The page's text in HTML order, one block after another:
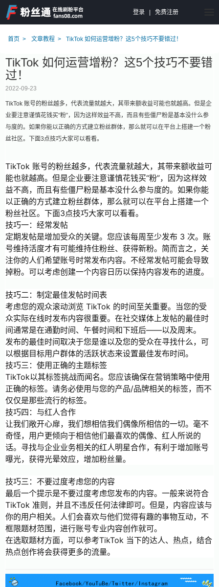
登录 免费注册
首页 文章教程 TikTok 如何运营增粉？这5个技巧不要错过！
TikTok 如何运营增粉？这5个技巧不要错
过！
2022-09-23
TikTok 账号的粉丝越多，代表流量就越大，其带来额收益可能也就越高。但是企
业要注意谨慎花钱买“粉”，因为这样效益不高，而且有些僵尸粉是基本没什么参
与度的。如果你能以正确的方式建立粉丝群体，那么就可以在平台上搭建一个粉
丝社区。下面3点技巧大家可以看看。
TikTok 账号的粉丝越多，代表流量就越大，其带来额收益可
能也就越高。但是企业要注意谨慎花钱买“粉”，因为这样效
益不高，而且有些僵尸粉是基本没什么参与度的。如果你能
以正确的方式建立粉丝群体，那么就可以在平台上搭建一个
粉丝社区。下面3点技巧大家可以看看。
技巧一：经常发帖
定期发帖是增加受众的关键。您应该每周至少发布 3 次。账
号维持活度才有可能维持住粉丝、获得新粉。简而言之，关
注你的人们希望账号时常发布内容。不经常发帖可能会导致
掉粉。可以考虑创建一个内容日历以保持内容发布的进度。
技巧二：制定最佳发帖时间表
考虑您的观众滚动浏览 TikTok 的时间至关重要。当您的受
众实际在线时发布内容很重要。在社交媒体上发帖的最佳时
间通常是在通勤时间、午餐时间和下班后——以及周末。
发布的最佳时间取决于您是谁以及您的受众在寻找什么，可
以根据目标用户群体的活跃状态来设置最佳发布时间。
技巧三：使用正确的主题标签
TikTok以其标签挑战而闻名。您应该确保在营销策略中使用
正确的标签。请务必使用与您的产品/品牌相关的标签，而不
仅仅是那些流行的标签。
技巧四：与红人合作
让我们敞开心扉，我们想相信我们偶像所相信的一切。毫不
奇怪，用户更倾向于相信他们最喜欢的偶像、红人所说的
话。寻找与企业业务相关的红人明星合作，有利于增加账号
曝光，获得光晕效应，增加粉丝量。
技巧三：不要过度考虑您的内容
最后一个提示是不要过度考虑您发布的内容。一般来说符合
TikTok 准则，并且不违反任何法律即可。但是，内容应该与
你的用户相关。人们会喜欢与他们觉得有趣的事物互动，不
框限题材范围，进行账号专业内容创作就可。
在选取题材方面，可以参考TikTok 当下的达人、热点，结合
热点创作将会获得更多的流量。